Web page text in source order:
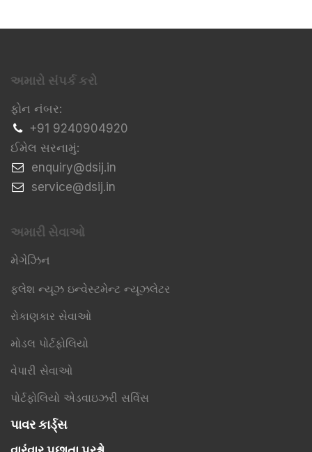
અમારો સંપર્ક કરો
ફોન નંબર:
+91 9240904920
ઈમેલ સરનામું:
​enquiry@dsij.in
​service@dsij.in
અમારી સેવાઓ
મેગેઝિન
ફ્લેશ ન્યૂઝ ઇન્વેસ્ટમેન્ટ ન્યૂઝલેટર
રોકાણકાર સેવાઓ
મોડલ પોર્ટફોલિયો
વેપારી સેવાઓ
પોર્ટફોલિયો એડવાઇઝરી સર્વિસ
પાવર કાર્ડ્સ